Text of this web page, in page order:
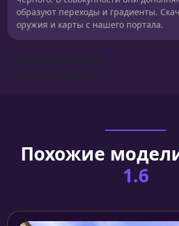
образуют переходы и градиенты.
оружия и карты с нашего портала.
Похожие
1.6